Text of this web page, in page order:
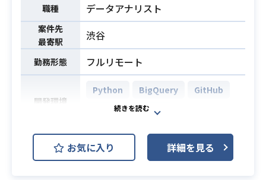
職種 データアナリスト
案件先
最寄駅
渋谷
勤務形態 フルリモート
開発環境
Python BigQuery
GitHub
Slack
Tableau
500万DL越えの大人気お買い物アプ
リにおけるデータアナリストを募集
お気に入り 詳細を見る